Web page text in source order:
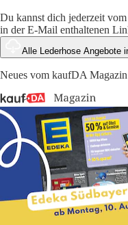
Du kannst dich jederzeit
in der E-Mail enthaltenen
Alle Lederhose Angebote
Neues vom kaufDA Magazin